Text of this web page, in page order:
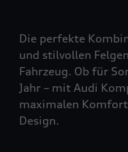
Die perfekte
und stilvollen
Fahrzeug. Ob für
Jahr – mit Audi
maximalen
Design.